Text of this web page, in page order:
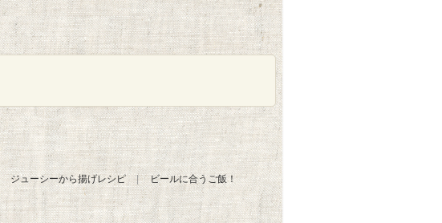
ジューシーから揚げレシピ ビールに合うご飯！